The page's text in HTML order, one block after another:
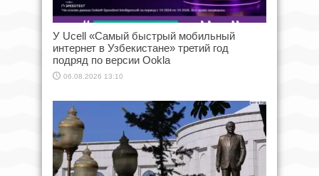
У Ucell «Самый быстрый мобильный
интернет в Узбекистане» третий год
подряд по версии Ookla
06.08.2026 13:10